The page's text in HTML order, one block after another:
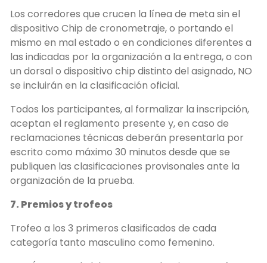
Los corredores que crucen la línea de meta sin el
dispositivo Chip de cronometraje, o portando el
mismo en mal estado o en condiciones diferentes a
las indicadas por la organización a la entrega, o con
un dorsal o dispositivo chip distinto del asignado, NO
se incluirán en la clasificación oficial.
Todos los participantes, al formalizar la inscripción,
aceptan el reglamento presente y, en caso de
reclamaciones técnicas deberán presentarla por
escrito como máximo 30 minutos desde que se
publiquen las clasificaciones provisonales ante la
organización de la prueba.
7. Premios y trofeos
Trofeo a los 3 primeros clasificados de cada
categoría tanto masculino como femenino.